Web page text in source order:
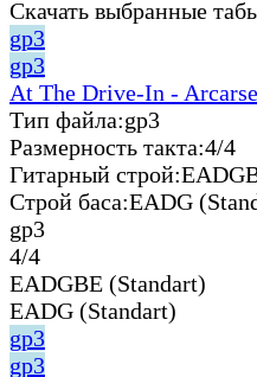
Скачать выбранные
gp3
gp3
At The Drive-In -
Тип файла:gp3
Размерность такта:4/4
Гитарный строй:
Строй баса:EADG
gp3
4/4
EADGBE (Standart)
EADG (Standart)
gp3
gp3